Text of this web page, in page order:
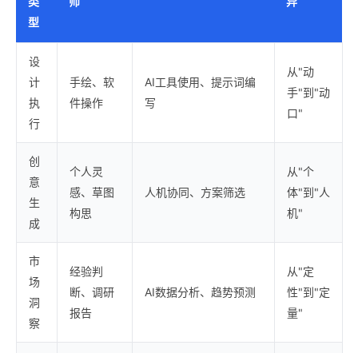
型
设
计
执
行
手绘、软
件操作
AI工具使用、提示词编
写
从"动
手"到"动
口"
创
意
生
成
个人灵
感、草图
构思
人机协同、方案筛选
从"个
体"到"人
机"
市
场
洞
察
经验判
断、调研
报告
AI数据分析、趋势预测
从"定
性"到"定
量"